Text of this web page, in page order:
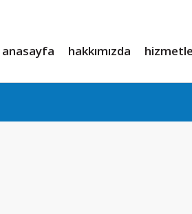
anasayfa hakkımızda